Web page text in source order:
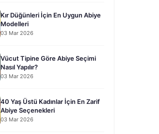
Kır Düğünleri İçin En Uygun Abiye
Modelleri
03 Mar 2026
Vücut Tipine Göre Abiye Seçimi
Nasıl Yapılır?
03 Mar 2026
40 Yaş Üstü Kadınlar İçin En Zarif
Abiye Seçenekleri
03 Mar 2026